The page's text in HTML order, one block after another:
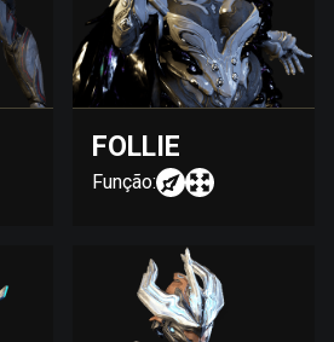
FOLLIE
Função: